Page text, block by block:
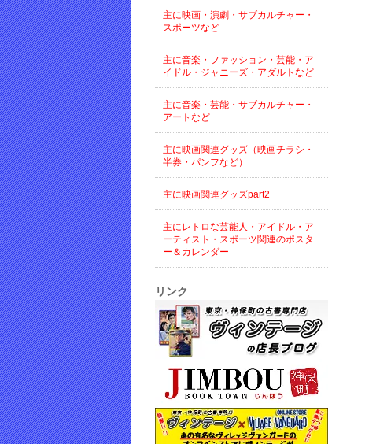
主に映画・演劇・サブカルチャー・
スポーツなど
主に音楽・ファッション・芸能・ア
イドル・ジャニーズ・アダルトなど
主に音楽・芸能・サブカルチャー・
アートなど
主に映画関連グッズ（映画チラシ・
半券・パンフなど）
主に映画関連グッズpart2
主にレトロな芸能人・アイドル・ア
ーティスト・スポーツ関連のポスタ
ー＆カレンダー
リンク